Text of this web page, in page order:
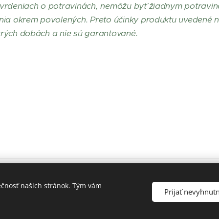
o potravinách, nemôžu byť žiadnym
okrem povolených. Preto účinky produktu uvedené
dobách a nie sú garantované.
našich stránok. Tým vám
Prijať